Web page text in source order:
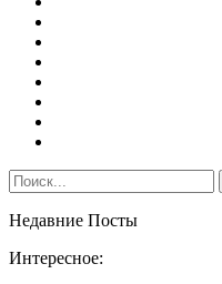
Недавние Посты
Интересное: